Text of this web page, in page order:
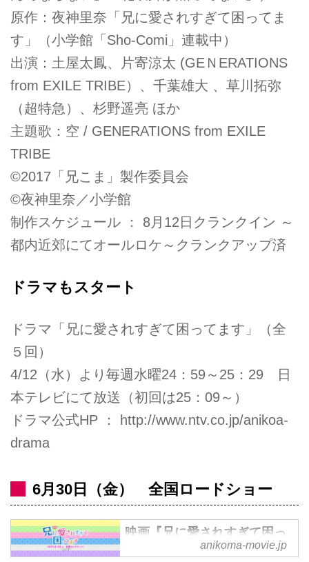
原作：夜神里奈「兄に愛されすぎて困ってま
す」（小学館「Sho-Comi」連載中）
出演：土屋太鳳、片寄涼太 (GEＮERATIONS
from EXILE TRIBE）、千葉雄大 、草川拓弥
（超特急）、杉野遥亮 ほか
主題歌：空 / GENERATIONS from EXILE
TRIBE
©2017「兄こま」製作委員会
©夜神里奈／小学館
制作スケジュール ： 8月12日クランクイン ～
都内近郊にてオールロケ～クランクアップ済
ドラマもスタート
ドラマ「兄に愛されすぎて困ってます」（全
５回）
4/12（水）より毎週水曜24：59～25：29 日
本テレビにて放送（初回は25：09～）
ドラマ公式HP ：
http://www.ntv.co.jp/anikoa-
drama
6月30日（金） 全国ロードショー
映画『兄に愛されすぎて困っ
てます』2017年6月30日全国
anikoma-movie.jp